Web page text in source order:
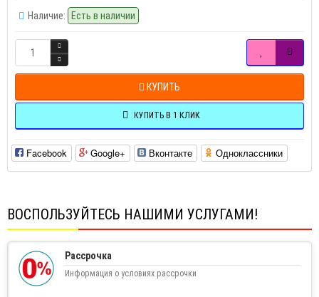
Наличие: Есть в наличии
КУПИТЬ
КУПИТЬ В 1 КЛИК
Facebook Google+ Вконтакте Одноклассники
ВОСПОЛЬЗУЙТЕСЬ НАШИМИ УСЛУГАМИ!
Рассрочка
Информация о условиях рассрочки